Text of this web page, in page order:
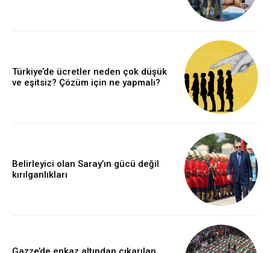
Türkiye’de ücretler neden çok düşük
ve eşitsiz? Çözüm için ne yapmalı?
Belirleyici olan Saray’ın gücü değil
kırılganlıkları